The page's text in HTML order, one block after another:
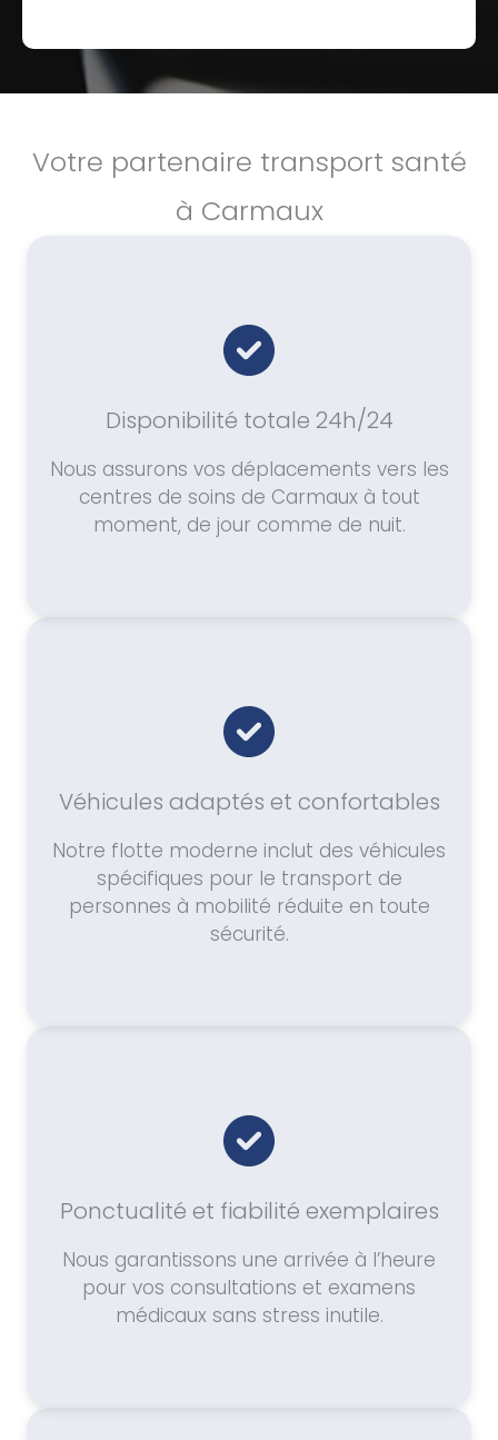
Votre partenaire transport santé
à Carmaux
Disponibilité totale 24h/24
Nous assurons vos déplacements vers les
centres de soins de Carmaux à tout
moment, de jour comme de nuit.
Véhicules adaptés et confortables
Notre flotte moderne inclut des véhicules
spécifiques pour le transport de
personnes à mobilité réduite en toute
sécurité.
Ponctualité et fiabilité exemplaires
Nous garantissons une arrivée à l’heure
pour vos consultations et examens
médicaux sans stress inutile.